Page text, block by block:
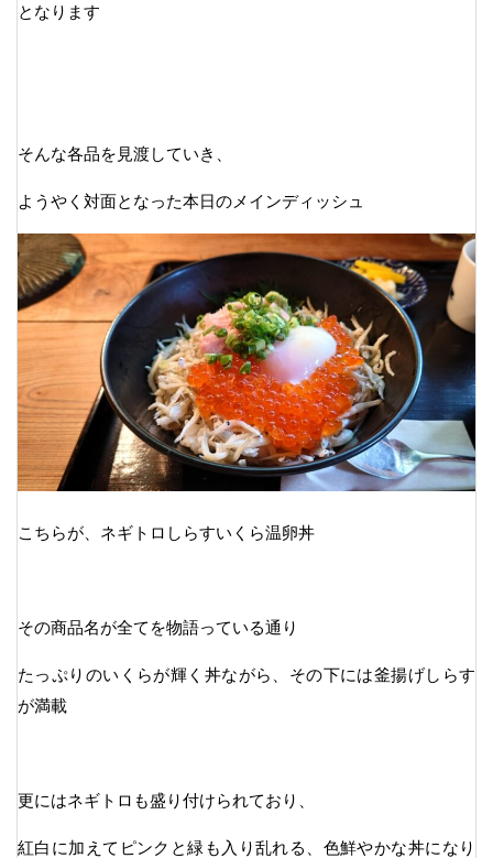
となります
そんな各品を見渡していき、
ようやく対面となった本日のメインディッシュ
こちらが、ネギトロしらすいくら温卵丼
その商品名が全てを物語っている通り
たっぷりのいくらが輝く丼ながら、その下には釜揚げしらす
が満載
更にはネギトロも盛り付けられており、
紅白に加えてピンクと緑も入り乱れる、色鮮やかな丼になり